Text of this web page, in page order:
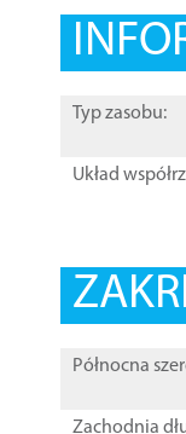
Typ zasobu:
Układ
Północna
Zachodnia